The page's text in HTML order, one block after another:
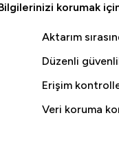
korumak
Aktarım
Düzenli
Erişim
Veri koruma